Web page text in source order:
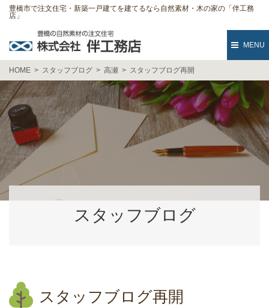
豊橋市で注文住宅・新築一戸建てを建てるなら自然素材・木の家の「伴工務
店」
MENU
HOME スタッフブログ 高瀬 スタッフブログ再開
スタッフブログ
スタッフブログ再開